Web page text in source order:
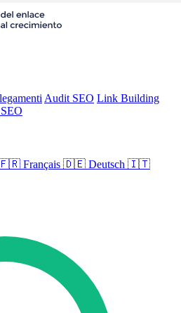
Audit SEO Link Building
Français 🇩🇪 Deutsch 🇮🇹
Audit SEO